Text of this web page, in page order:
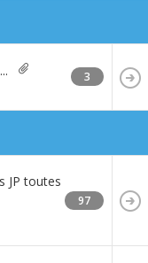
3
JP toutes
97